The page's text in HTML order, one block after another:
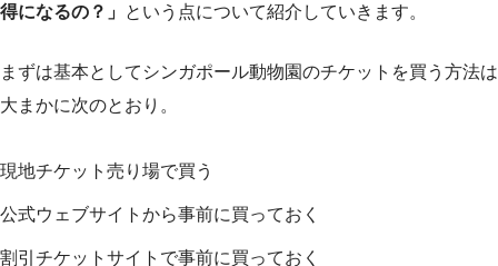
得になるの？」 という点について紹介していきます。
まずは基本としてシンガポール動物園のチケットを買う方法は
大まかに次のとおり。
現地チケット売り場で買う
公式ウェブサイトから事前に買っておく
割引チケットサイトで事前に買っておく